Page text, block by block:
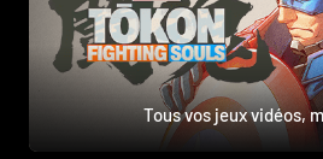
Tous vos jeux vidéos,